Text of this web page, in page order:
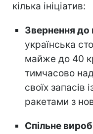
кілька ініціатив:
Звернення до
українська
майже до 40
тимчасово
своїх запасів
ракетами з
Спільне